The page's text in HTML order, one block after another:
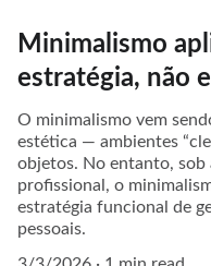
Minimalismo
estratégia, não
O minimalismo vem
estética — ambientes
objetos. No entanto, sob
profissional, o
estratégia funcional de
pessoais.